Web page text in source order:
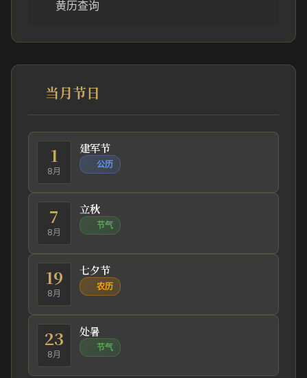
黄历查询
当月节日
1
8月
建军节
公历
7
8月
立秋
节气
19
8月
七夕节
农历
23
8月
处暑
节气